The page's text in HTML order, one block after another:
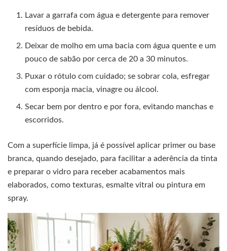
Lavar a garrafa com água e detergente para remover
resíduos de bebida.
Deixar de molho em uma bacia com água quente e um
pouco de sabão por cerca de 20 a 30 minutos.
Puxar o rótulo com cuidado; se sobrar cola, esfregar
com esponja macia, vinagre ou álcool.
Secar bem por dentro e por fora, evitando manchas e
escorridos.
Com a superfície limpa, já é possível aplicar primer ou base
branca, quando desejado, para facilitar a aderência da tinta
e preparar o vidro para receber acabamentos mais
elaborados, como texturas, esmalte vitral ou pintura em
spray.